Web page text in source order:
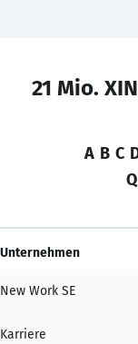
21 Mio.
A B C
Q
Unternehmen
New Work SE
Karriere